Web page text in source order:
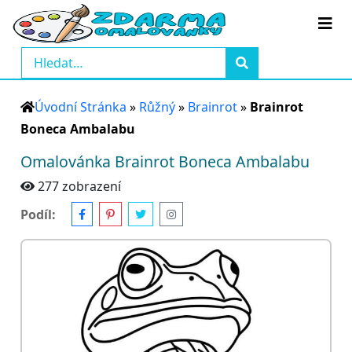
Úvodní Stránka » Růžný» Brainrot» Brainrot
Boneca Ambalabu
Omalovánka Brainrot Boneca Ambalabu
277 zobrazení
Podíl: